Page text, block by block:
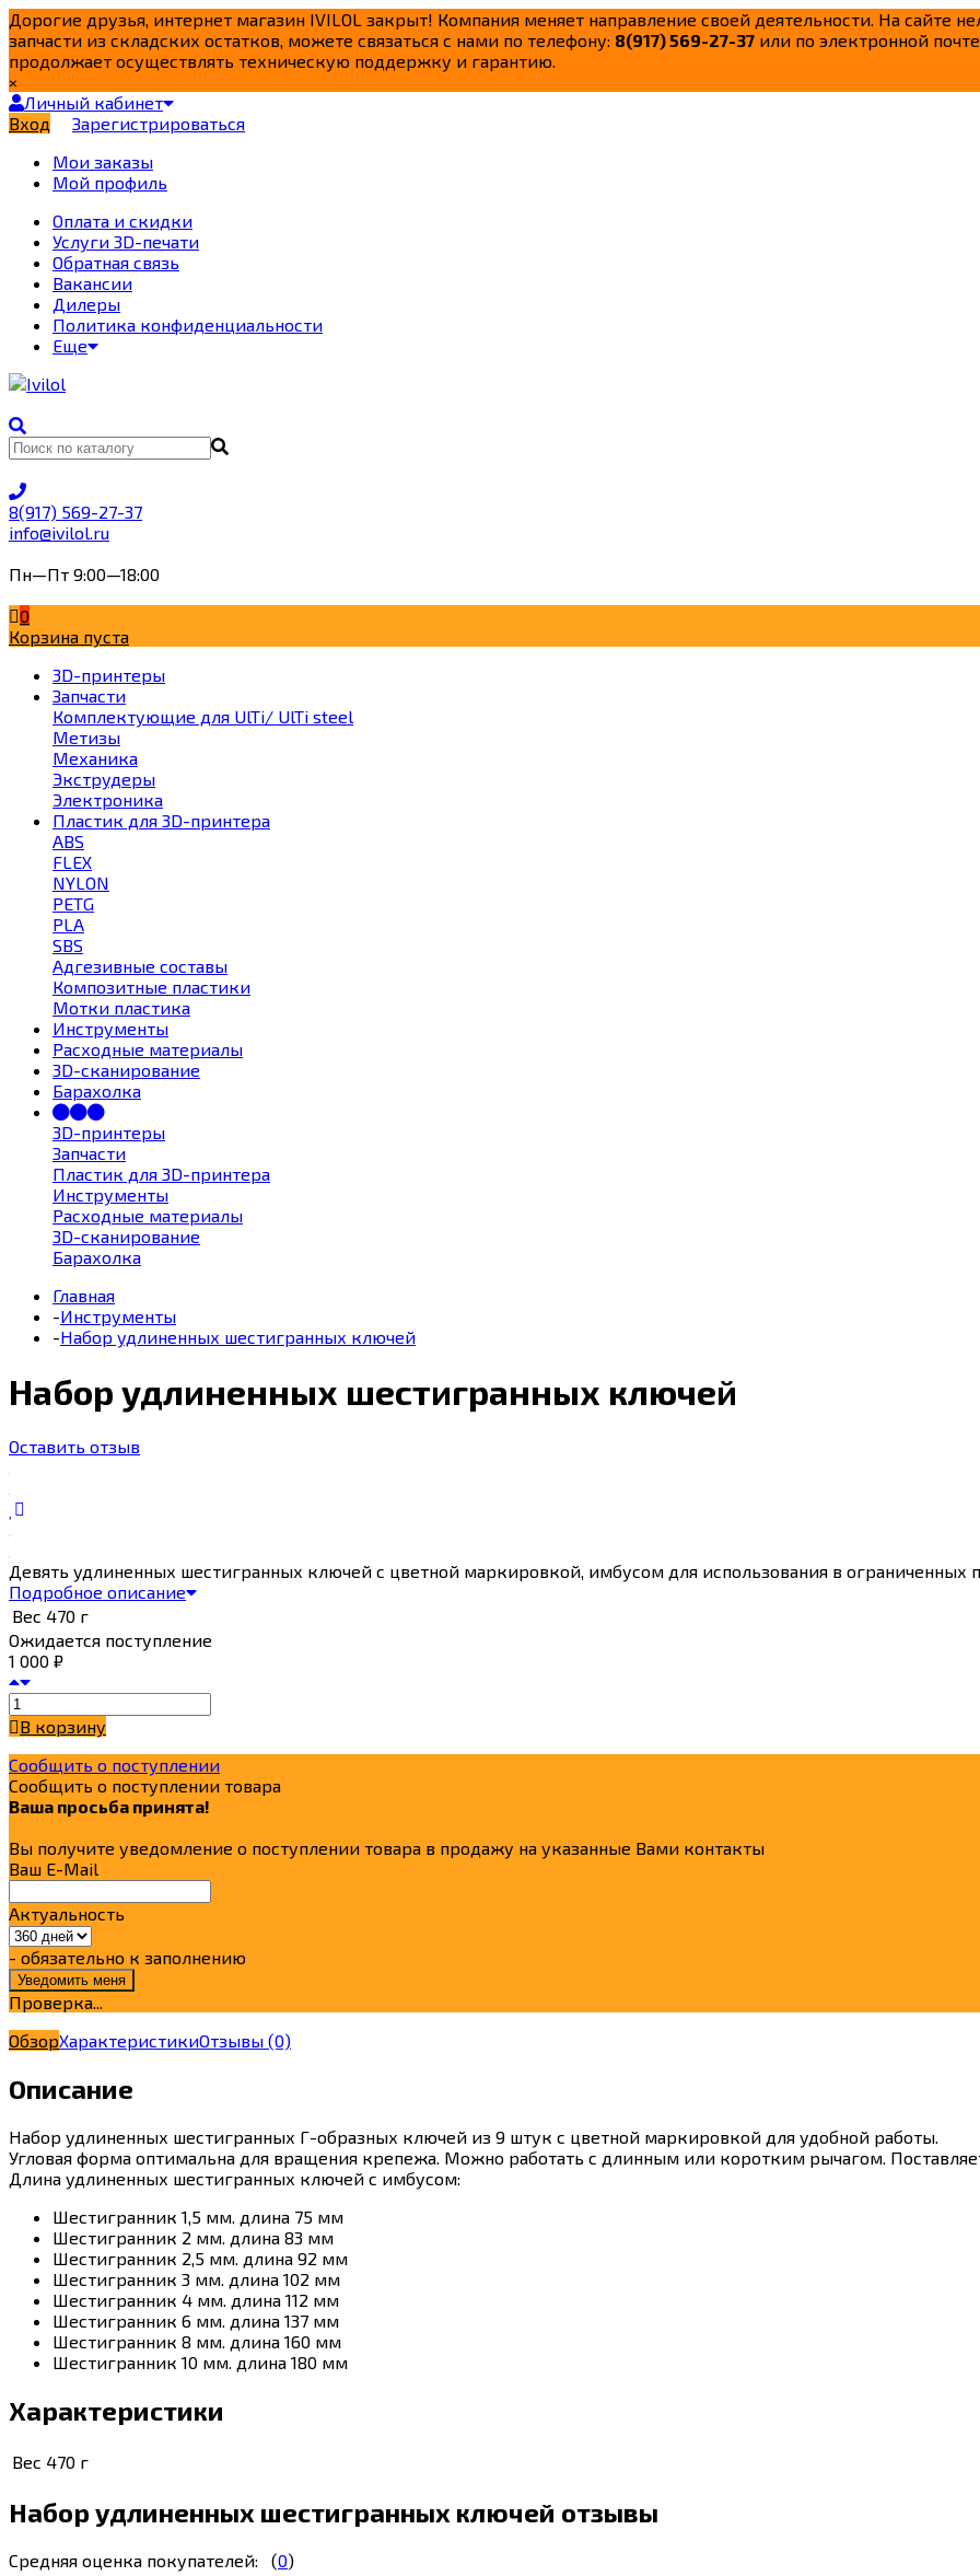
Дорогие друзья, интернет магазин IVILOL закрыт! Компания меняет направление своей деятельности. На сайте
запчасти из складских остатков, можете связаться с нами по телефону: 8(917) 569-27-37 или по электронной
продолжает осуществлять техническую поддержку и гарантию.
×
Личный кабинет
Вход
Зарегистрироваться
Мои заказы
Мой профиль
Оплата и скидки
Услуги 3D-печати
Обратная связь
Вакансии
Дилеры
Политика конфиденциальности
Еще
8(917) 569-27-37
info@ivilol.ru
Пн—Пт 9:00—18:00
0
Корзина пуста
3D-принтеры
Запчасти
Комплектующие для UlTi/ UlTi steel
Метизы
Механика
Экструдеры
Электроника
Пластик для 3D-принтера
ABS
FLEX
NYLON
PETG
PLA
SBS
Адгезивные составы
Композитные пластики
Мотки пластика
Инструменты
Расходные материалы
3D-сканирование
Барахолка
3D-принтеры
Запчасти
Пластик для 3D-принтера
Инструменты
Расходные материалы
3D-сканирование
Барахолка
Главная
-Инструменты
-Набор удлиненных шестигранных ключей
Набор удлиненных шестигранных ключей
Оставить отзыв
Девять удлиненных шестигранных ключей с цветной маркировкой, имбусом для использования в ограниченных
Подробное описание
Вес 470 г
Ожидается поступление
1 000 ₽
В корзину
Сообщить о поступлении
Сообщить о поступлении товара
Ваша просьба принята!
Вы получите уведомление о поступлении товара в продажу на указанные Вами контакты
Ваш E-Mail
Актуальность
- обязательно к заполнению
Проверка...
ОбзорХарактеристикиОтзывы (0)
Описание
Набор удлиненных шестигранных Г-образных ключей из 9 штук с цветной маркировкой для удобной работы.
Угловая форма оптимальна для вращения крепежа. Можно работать с длинным или коротким рычагом.
Длина удлиненных шестигранных ключей с имбусом:
Шестигранник 1,5 мм. длина 75 мм
Шестигранник 2 мм. длина 83 мм
Шестигранник 2,5 мм. длина 92 мм
Шестигранник 3 мм. длина 102 мм
Шестигранник 4 мм. длина 112 мм
Шестигранник 6 мм. длина 137 мм
Шестигранник 8 мм. длина 160 мм
Шестигранник 10 мм. длина 180 мм
Характеристики
Вес 470 г
Набор удлиненных шестигранных ключей отзывы
Средняя оценка покупателей: (0)